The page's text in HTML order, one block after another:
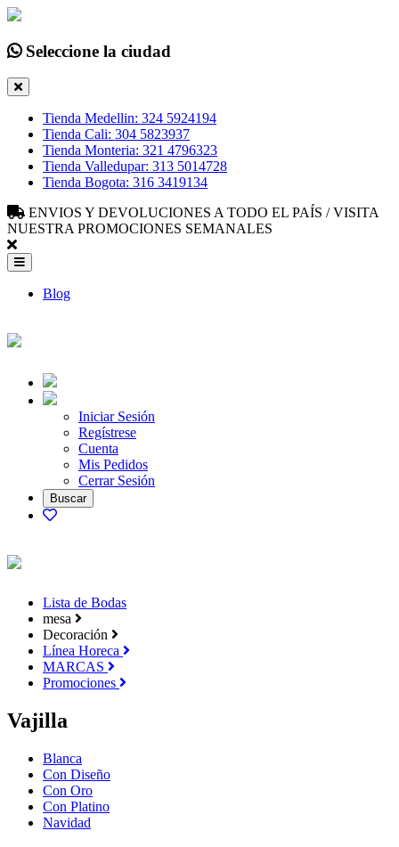
Seleccione la ciudad
Tienda Medellin: 324 5924194
Tienda Cali: 304 5823937
Tienda Monteria: 321 4796323
Tienda Valledupar: 313 5014728
Tienda Bogota: 316 3419134
ENVIOS Y DEVOLUCIONES A TODO EL PAÍS / VISITA
NUESTRA PROMOCIONES SEMANALES
Blog
Iniciar Sesión
Regístrese
Cuenta
Mis Pedidos
Cerrar Sesión
Lista de Bodas
mesa
Decoración
Línea Horeca
MARCAS
Promociones
Vajilla
Blanca
Con Diseño
Con Oro
Con Platino
Navidad